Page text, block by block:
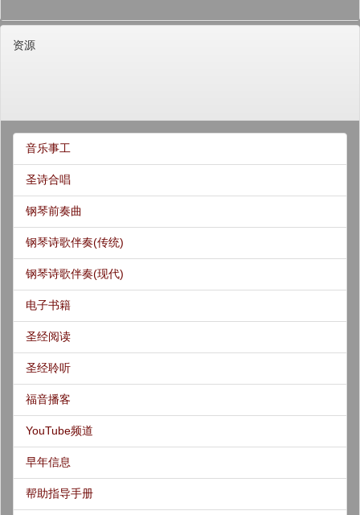
资源
音乐事工
圣诗合唱
钢琴前奏曲
钢琴诗歌伴奏(传统)
钢琴诗歌伴奏(现代)
电子书籍
圣经阅读
圣经聆听
福音播客
YouTube频道
早年信息
帮助指导手册